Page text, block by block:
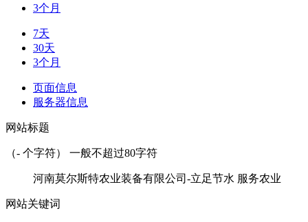
3个月
7天
30天
3个月
页面信息
服务器信息
网站标题
（- 个字符） 一般不超过80字符
河南莫尔斯特农业装备有限公司-立足节水 服务农业
网站关键词